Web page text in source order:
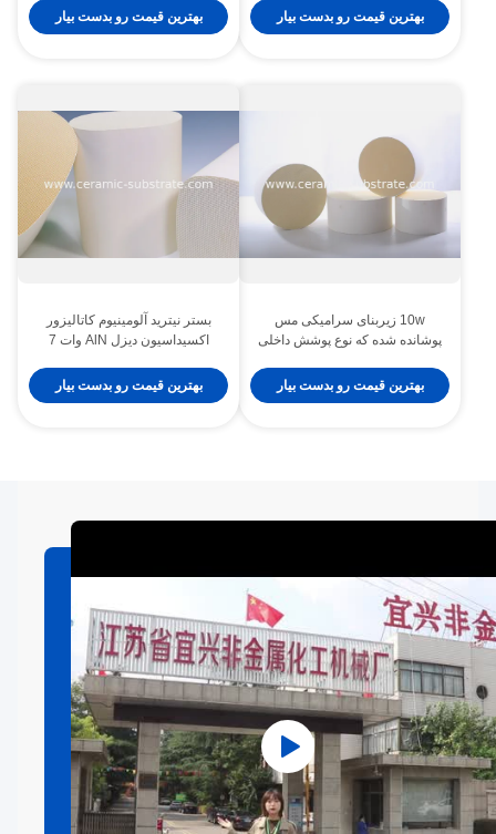
بهترین قیمت رو بدست بیار
موج لیزر 355 Nm مناسب برای
بهترین قیمت رو بدست بیار
10w زیربنای سرامیکی مس
پوشانده شده که نوع پوشش داخلی
و عملکرد عایق الکتریکی را فراهم
بهترین قیمت رو بدست بیار
بستر نیترید آلومینیوم کاتالیزور
اکسیداسیون دیزل AlN وات 7
دستگاه‌های نیمه‌هادی
بهترین قیمت رو بدست بیار